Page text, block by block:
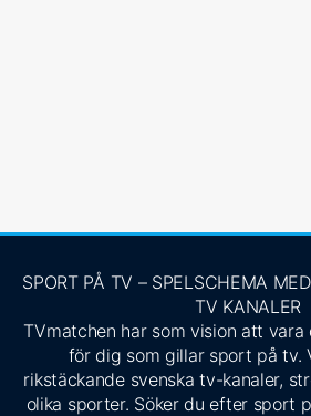
SPORT PÅ TV – SPELSCHEMA
TV KANALER
TVmatchen har som vision att
för dig som gillar sport på tv.
rikstäckande svenska tv-kanaler,
olika sporter. Söker du efter sport